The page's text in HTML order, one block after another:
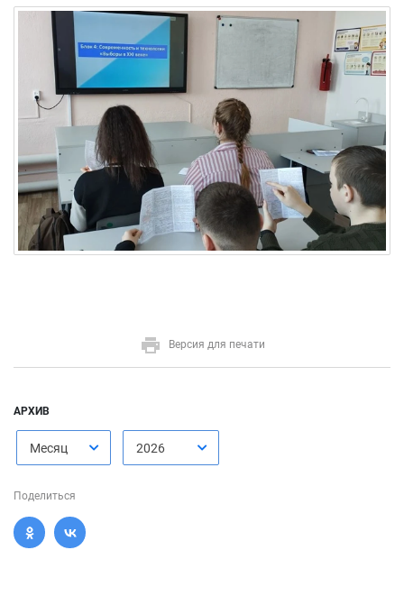
Версия для печати
АРХИВ
Месяц 2026
Поделиться